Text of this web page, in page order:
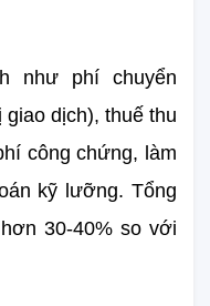
như phí chuyển
dịch), thuế thu
công chứng, làm
kỹ lưỡng. Tổng
30-40% so với